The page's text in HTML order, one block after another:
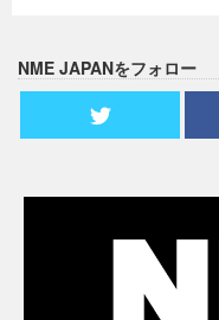
NME JAPANをフォロー